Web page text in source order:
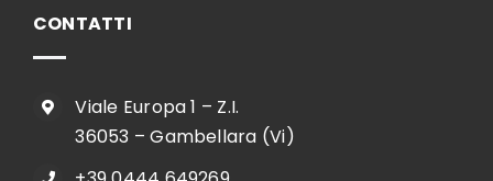
CONTATTI
Viale Europa 1 – Z.I.
36053 – Gambellara (Vi)